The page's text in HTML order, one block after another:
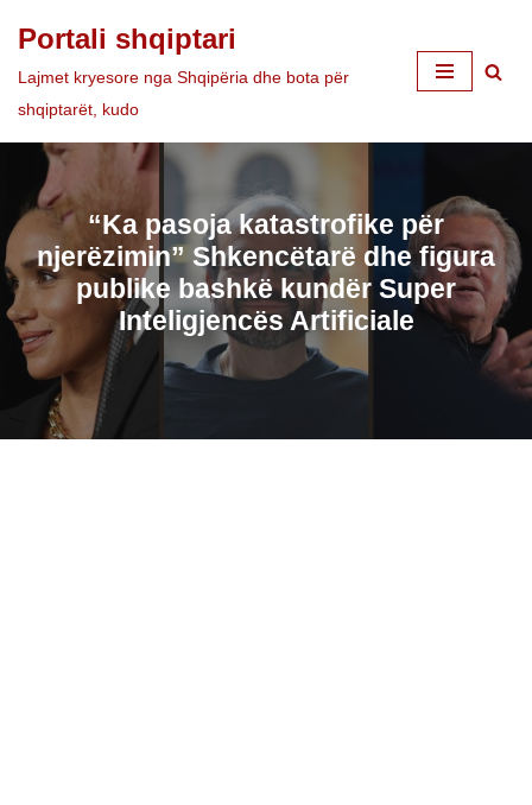
Skip
to
Portali shqiptari
Lajmet kryesore nga Shqipëria dhe bota për
shqiptarët, kudo
“Ka pasoja katastrofike për
njerëzimin” Shkencëtarë dhe figura
publike bashkë kundër Super
Inteligjencës Artificiale